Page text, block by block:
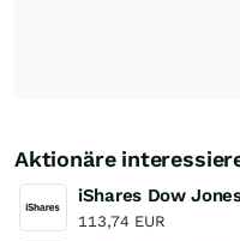
Aktionäre
113,74 EUR